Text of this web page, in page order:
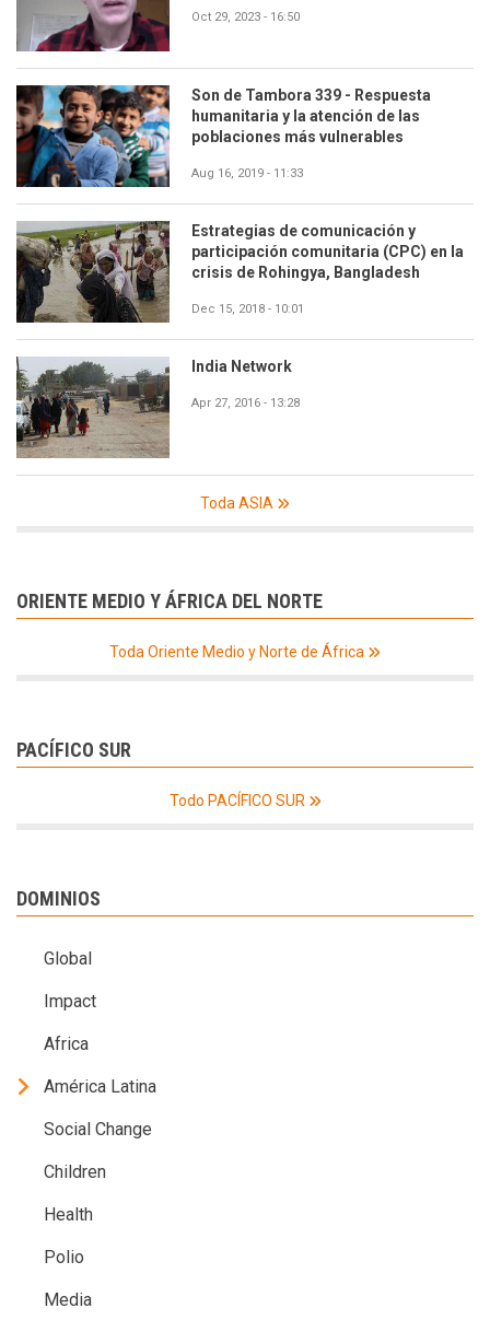
Oct 29, 2023 - 16:50
Son de Tambora 339 - Respuesta
humanitaria y la atención de las
poblaciones más vulnerables
Aug 16, 2019 - 11:33
Estrategias de comunicación y
participación comunitaria (CPC) en la
crisis de Rohingya, Bangladesh
Dec 15, 2018 - 10:01
India Network
Apr 27, 2016 - 13:28
Toda ASIA
ORIENTE MEDIO Y ÁFRICA DEL NORTE
Toda Oriente Medio y Norte de África
PACÍFICO SUR
Todo PACÍFICO SUR
DOMINIOS
Global
Impact
Africa
América Latina
Social Change
Children
Health
Polio
Media